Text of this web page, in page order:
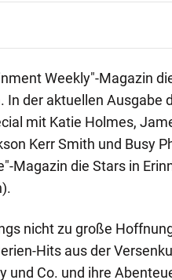
Weekly"-Magazin
In der aktuellen Ausgabe
mit Katie Holmes,
Kerr Smith und Busy
Magazin die Stars in
nicht zu große
Hits aus der
und Co. und ihre